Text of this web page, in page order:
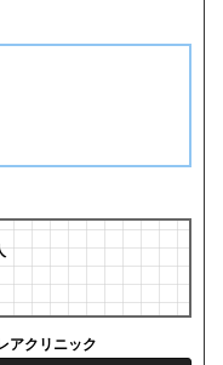
アクリニック